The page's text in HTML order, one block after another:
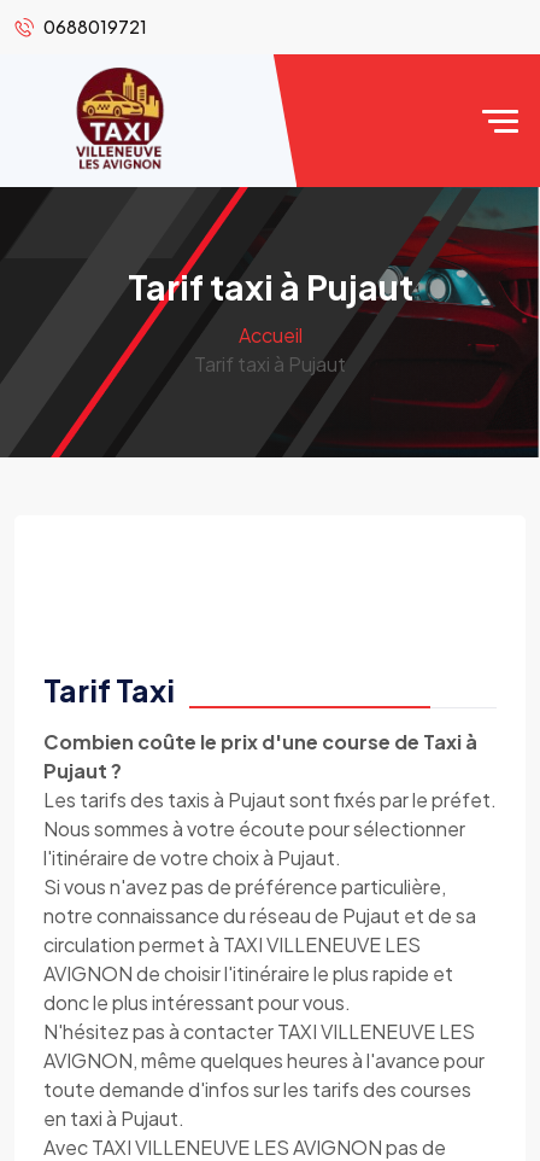
0688019721
Tarif taxi à Pujaut
Accueil
Tarif taxi à Pujaut
Tarif Taxi
Combien coûte le prix d'une course de Taxi à
Pujaut ?
Les tarifs des taxis à Pujaut sont fixés par le préfet.
Nous sommes à votre écoute pour sélectionner
l'itinéraire de votre choix à Pujaut.
Si vous n'avez pas de préférence particulière,
notre connaissance du réseau de Pujaut et de sa
circulation permet à TAXI VILLENEUVE LES
AVIGNON de choisir l'itinéraire le plus rapide et
donc le plus intéressant pour vous.
N'hésitez pas à contacter TAXI VILLENEUVE LES
AVIGNON, même quelques heures à l'avance pour
toute demande d'infos sur les tarifs des courses
en taxi à Pujaut.
Avec TAXI VILLENEUVE LES AVIGNON pas de